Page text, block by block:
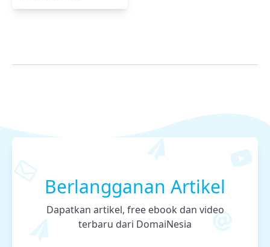
Berlangganan Artikel
Dapatkan artikel, free ebook dan video
terbaru dari DomaiNesia